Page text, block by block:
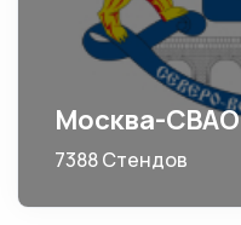
Москва-СВАО
7388 Стендов